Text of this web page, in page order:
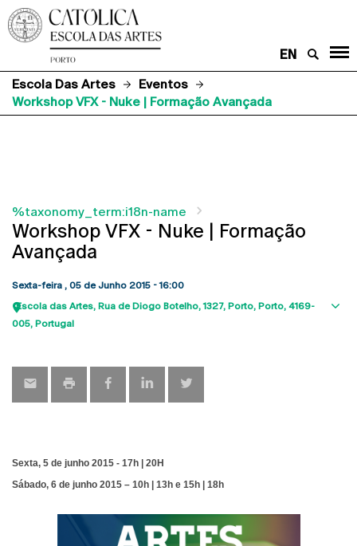
EN
Escola Das Artes
Eventos
Workshop VFX - Nuke | Formação Avançada
%taxonomy_term:i18n-name
Workshop VFX - Nuke | Formação
Avançada
Sexta-feira , 05 de Junho 2015 - 16:00
Escola das Artes Rua de Diogo Botelho, 1327 Porto Porto 4169-
005 Portugal
Sexta, 5 de junho 2015 - 17h | 20H
Sábado, 6 de junho 2015 – 10h | 13h e 15h | 18h